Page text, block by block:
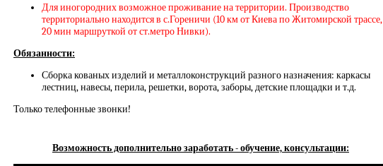
Для иногородних возможное проживание на территории. Производство
территориально находится в с.Гореничи (10 км от Киева по Житомирской трассе,
20 мин маршруткой от ст.метро Нивки).
Обязанности:
Сборка кованых изделий и металлоконструкций разного назначения: каркасы
лестниц, навесы, перила, решетки, ворота, заборы, детские площадки и т.д.
Только телефонные звонки!
Возможность дополнительно заработать - обучение, консультации: